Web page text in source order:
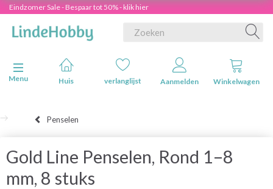
Eindzomer Sale - Bespaar tot 50% - klik hier
Navigatie in-/uitschakelen
Menu
Huis verlanglijst Aanmelden Winkelwagen
Penselen
Gold Line Penselen, Rond 1–8
mm, 8 stuks